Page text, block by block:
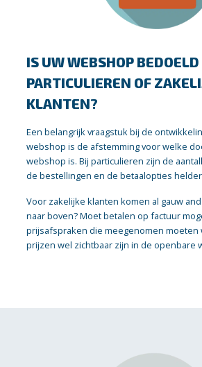
IS UW WEBSHOP BEDOELD
PARTICULIEREN OF
KLANTEN?
Een belangrijk vraagstuk bij de
webshop is de afstemming voor welke
webshop is. Bij particulieren zijn de
de bestellingen en de betaalopties
Voor zakelijke klanten komen al gauw
naar boven? Moet betalen op factuur
prijsafspraken die meegenomen moeten
prijzen wel zichtbaar zijn in de openbare